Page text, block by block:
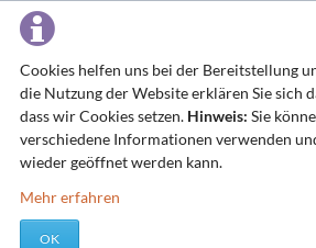
Cookies helfen uns bei der Bereitstellung
die Nutzung der Website erklären Sie sich
dass wir Cookies setzen. Hinweis: Sie
verschiedene Informationen verwenden
wieder geöffnet werden kann.
Mehr erfahren
OK